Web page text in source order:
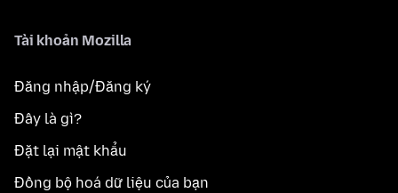
Tài khoản Mozilla
Đăng nhập/Đăng ký
Đây là gì?
Đặt lại mật khẩu
Đồng bộ hoá dữ liệu của bạn